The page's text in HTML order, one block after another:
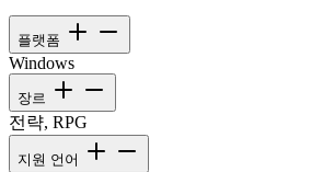
플랫폼
Windows
장르
전략, RPG
지원 언어